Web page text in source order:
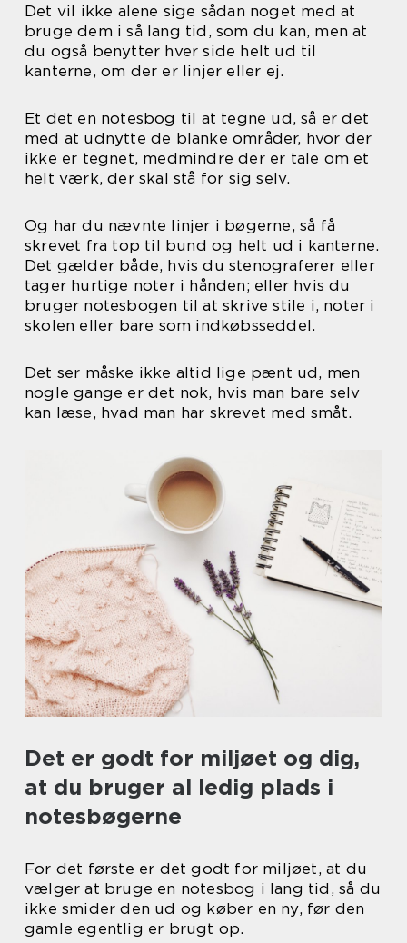
Det vil ikke alene sige sådan noget med at
bruge dem i så lang tid, som du kan, men at
du også benytter hver side helt ud til
kanterne, om der er linjer eller ej.
Et det en notesbog til at tegne ud, så er det
med at udnytte de blanke områder, hvor der
ikke er tegnet, medmindre der er tale om et
helt værk, der skal stå for sig selv.
Og har du nævnte linjer i bøgerne, så få
skrevet fra top til bund og helt ud i kanterne.
Det gælder både, hvis du stenograferer eller
tager hurtige noter i hånden; eller hvis du
bruger notesbogen til at skrive stile i, noter i
skolen eller bare som indkøbsseddel.
Det ser måske ikke altid lige pænt ud, men
nogle gange er det nok, hvis man bare selv
kan læse, hvad man har skrevet med småt.
Det er godt for miljøet og dig,
at du bruger al ledig plads i
notesbøgerne
For det første er det godt for miljøet, at du
vælger at bruge en notesbog i lang tid, så du
ikke smider den ud og køber en ny, før den
gamle egentlig er brugt op.